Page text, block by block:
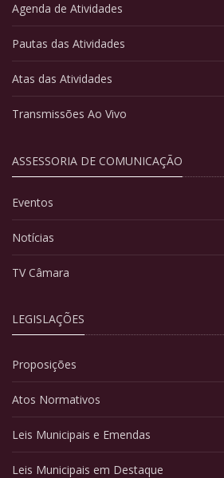
Agenda de Atividades
Pautas das Atividades
Atas das Atividades
Transmissões Ao Vivo
ASSESSORIA DE COMUNICAÇÃO
Eventos
Notícias
TV Câmara
LEGISLAÇÕES
Proposições
Atos Normativos
Leis Municipais e Emendas
Leis Municipais em Destaque